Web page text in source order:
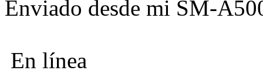
Enviado desde mi SM-
En línea